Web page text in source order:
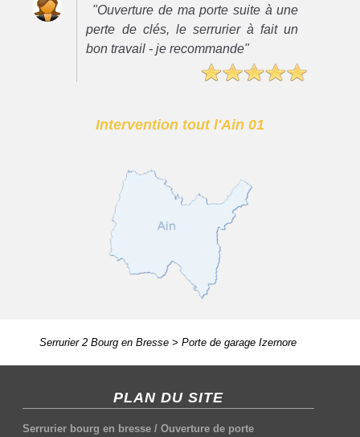
"Ouverture de ma porte suite à une
perte de clés, le serrurier à fait un
bon travail - je recommande"
Intervention tout l'Ain 01
Serrurier 2 Bourg en Bresse> Porte de garage Izernore
PLAN DU SITE
Serrurier bourg en bresse /Ouverture de porte